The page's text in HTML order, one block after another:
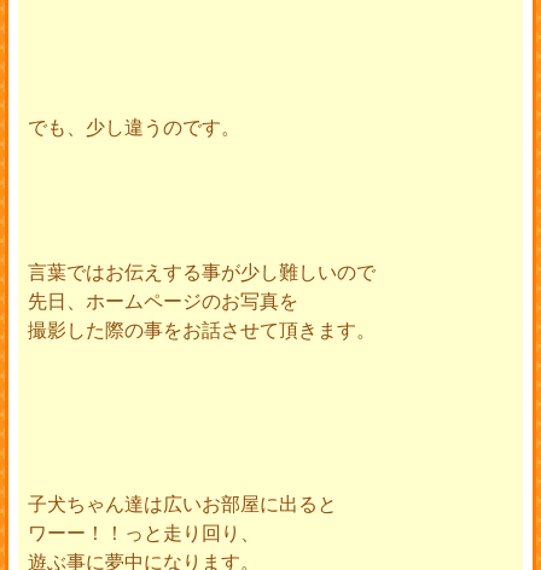
でも、少し違うのです。
言葉ではお伝えする事が少し難しいので
先日、ホームページのお写真を
撮影した際の事をお話させて頂きます。
子犬ちゃん達は広いお部屋に出ると
ワーー！！っと走り回り、
遊ぶ事に夢中になります。